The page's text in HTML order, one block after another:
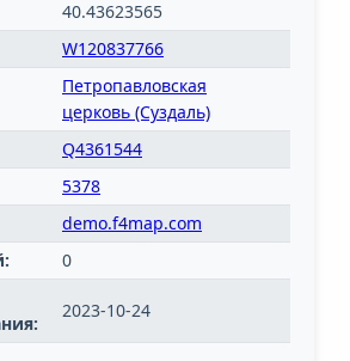
40.43623565
W120837766
Петропавловская
церковь (Суздаль)
Q4361544
5378
demo.f4map.com
0
2023-10-24